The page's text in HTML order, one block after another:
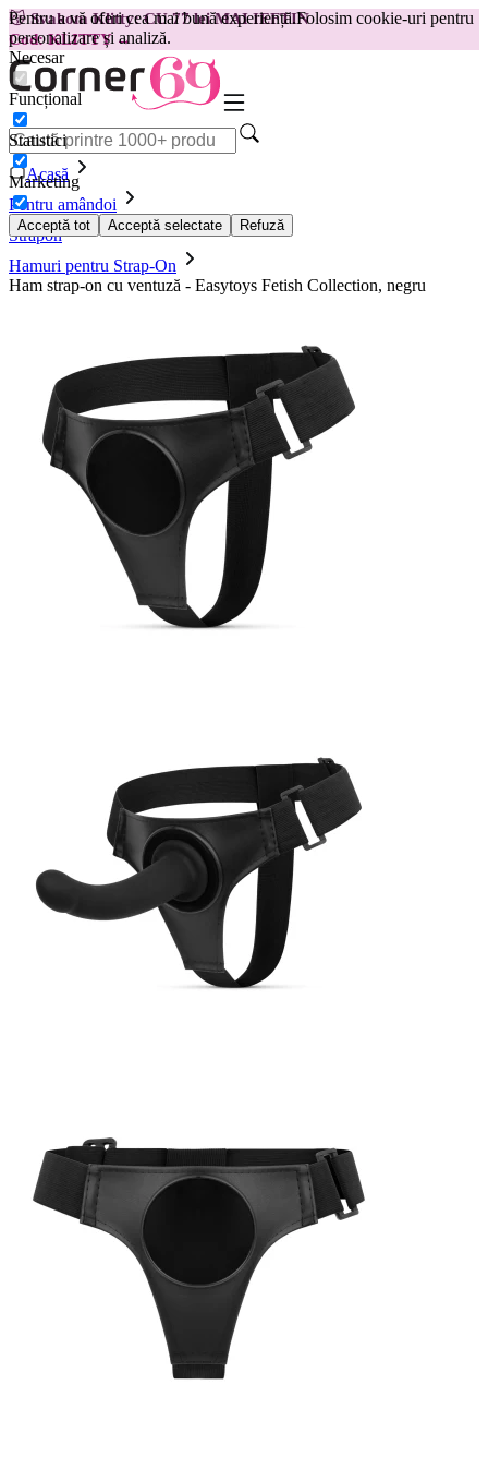
Pentru a vă oferi cea mai bună experiență.Folosim cookie-uri pentru
personalizare și analiză.
Necesar
Funcțional
Statistici
Marketing
Acceptă tot Acceptă selectate Refuză
😽Svakom Klitty: CU 77 lei MAI IEFTIN
Cod: KLITTY →
Acasă
Pentru amândoi
Strapon
Hamuri pentru Strap-On
Ham strap-on cu ventuză - Easytoys Fetish Collection, negru